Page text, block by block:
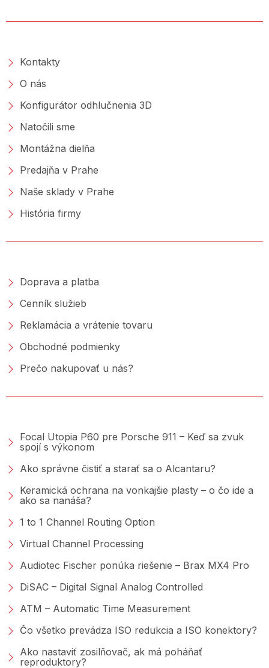
Kontakty
O nás
Konfigurátor odhlučnenia 3D
Natočili sme
Montážna dielňa
Predajňa v Prahe
Naše sklady v Prahe
História firmy
Doprava a platba
Cenník služieb
Reklamácia a vrátenie tovaru
Obchodné podmienky
Prečo nakupovať u nás?
Focal Utopia P60 pre Porsche 911 – Keď sa zvuk
spojí s výkonom
Ako správne čistiť a starať sa o Alcantaru?
Keramická ochrana na vonkajšie plasty – o čo ide a
ako sa nanáša?
1 to 1 Channel Routing Option
Virtual Channel Processing
Audiotec Fischer ponúka riešenie – Brax MX4 Pro
DiSAC – Digital Signal Analog Controlled
ATM – Automatic Time Measurement
Čo všetko prevádza ISO redukcia a ISO konektory?
Ako nastaviť zosilňovač, ak má poháňať
reproduktory?